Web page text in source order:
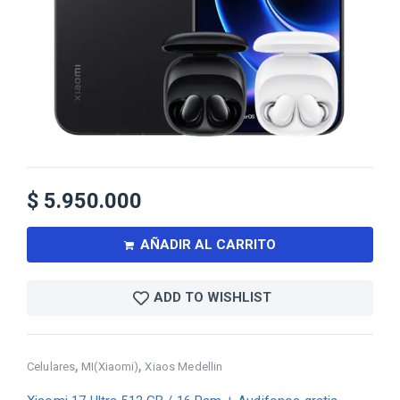
Celulares, MI(Xiaomi),Xiaos Medellin
$ 5.950.000
AÑADIR AL CARRITO
ADD TO WISHLIST